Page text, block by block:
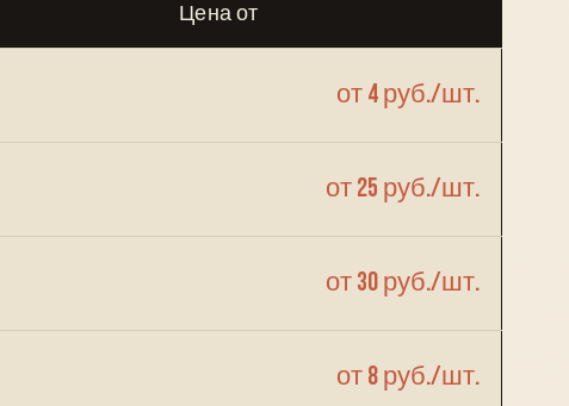
Цена от
от 4 руб./шт.
от 25 руб./шт.
от 30 руб./шт.
от 8 руб./шт.